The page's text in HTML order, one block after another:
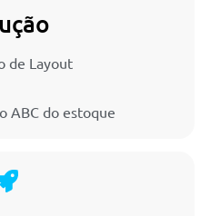
de Layout
ABC do estoque